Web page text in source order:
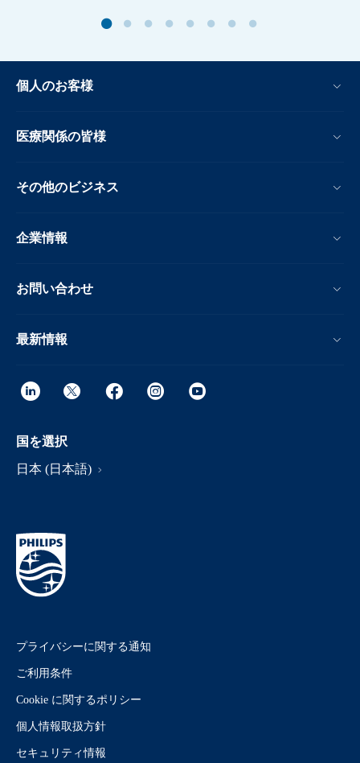
個人のお客様
医療関係の皆様
その他のビジネス
企業情報
お問い合わせ
最新情報
国を選択
日本 (日本語)
プライバシーに関する通知
ご利用条件
Cookie に関するポリシー
個人情報取扱方針
セキュリティ情報